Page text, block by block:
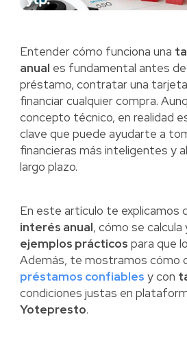
Entender cómo funciona una
anual es fundamental antes
préstamo, contratar una
financiar cualquier compra.
concepto técnico, en realidad
clave que puede ayudarte a
financieras más inteligentes y
largo plazo.
En este artículo te explicamos
interés anual, cómo se
ejemplos prácticos para que
Además, te mostramos cómo
préstamos confiables y con
condiciones justas en
Yotepresto.